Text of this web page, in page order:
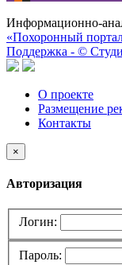
Информационно-
«Похоронный
Поддержка - ©
О проекте
Размещение
Контакты
×
Авторизация
Логин:
Пароль: